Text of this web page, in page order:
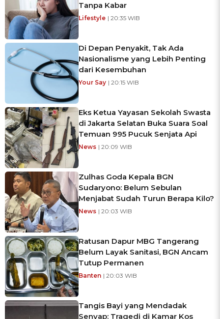
Tanpa Kabar
Lifestyle | 20:35 WIB
Di Depan Penyakit, Tak Ada
Nasionalisme yang Lebih Penting
dari Kesembuhan
Your Say | 20:15 WIB
Eks Ketua Yayasan Sekolah Swasta
di Jakarta Selatan Buka Suara Soal
Temuan 995 Pucuk Senjata Api
News | 20:09 WIB
Zulhas Goda Kepala BGN
Sudaryono: Belum Sebulan
Menjabat Sudah Turun Berapa Kilo?
News | 20:03 WIB
Ratusan Dapur MBG Tangerang
Belum Layak Sanitasi, BGN Ancam
Tutup Permanen
Banten | 20:03 WIB
Tangis Bayi yang Mendadak
Senyap: Tragedi di Kamar Kos